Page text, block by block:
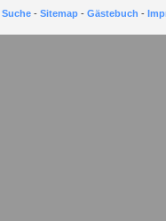
Suche - Sitemap - Gästebuch -